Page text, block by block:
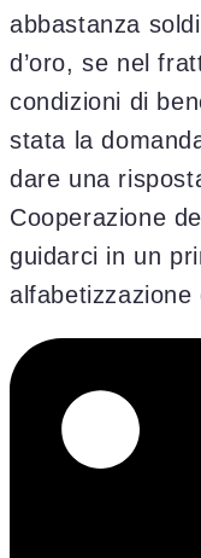
abbastanza
d’oro, se nel
condizioni di
stata la
dare una
Cooperazione
guidarci in un